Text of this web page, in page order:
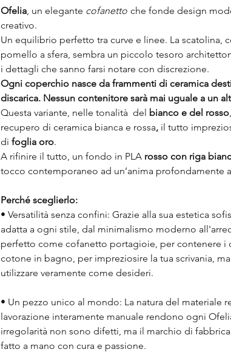
Ofelia, un elegante cofanetto che fonde design
creativo.
Un equilibrio perfetto tra curve e linee. La scatolina,
pomello a sfera, sembra un piccolo tesoro
i dettagli che sanno farsi notare con discrezione.
Ogni coperchio nasce da frammenti di ceramica
discarica. Nessun contenitore sarà mai uguale a un
Questa variante, nelle tonalità del bianco e del rosso
recupero di ceramica bianca e rossa, il tutto
di foglia oro.
A rifinire il tutto, un fondo in PLA rosso con riga
tocco contemporaneo ad un’anima profondamente
Perché sceglierlo:
• Versatilità senza confini: Grazie alla sua estetica
adatta a ogni stile, dal minimalismo moderno
perfetto come cofanetto portagioie, per contenere i
cotone in bagno, per impreziosire la tua scrivania,
utilizzare veramente come desideri.
• Un pezzo unico al mondo: La natura del materiale
lavorazione interamente manuale rendono ogni
irregolarità non sono difetti, ma il marchio di
fatto a mano con cura e passione.